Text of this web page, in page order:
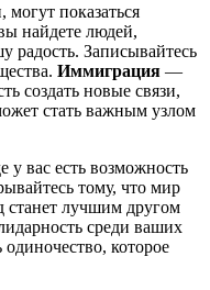
показаться
найдете людей,
радость. Записывайтесь
Иммиграция —
создать новые связи,
стать важным узлом
у вас есть возможность
тому, что мир
станет лучшим другом
среди ваших
которое